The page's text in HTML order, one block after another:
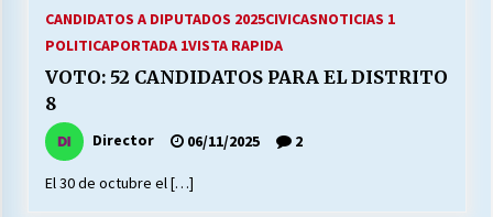
LABORAL:
25/06/2026
CANDIDATOS A DIPUTADOS 2025CIVICASNOTICIAS 1
POLITICAPORTADA 1VISTA RAPIDA
VOTO: 52 CANDIDATOS PARA EL DISTRITO
8
Director 06/11/2025 2
El 30 de octubre el […]